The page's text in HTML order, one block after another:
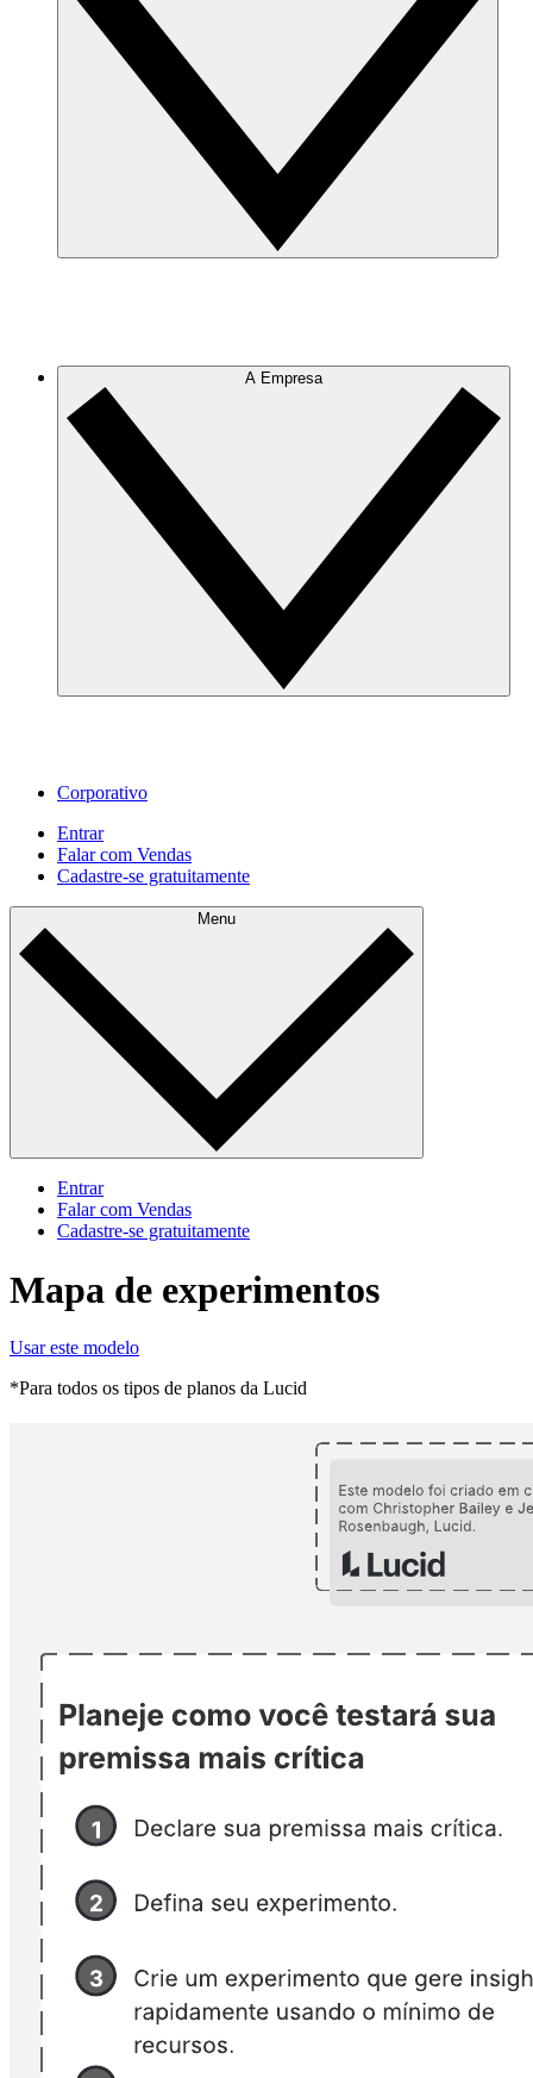
A Empresa
Corporativo
Entrar
Falar com Vendas
Cadastre‐se gratuitamente
Menu
Entrar
Falar com Vendas
Cadastre‐se gratuitamente
Mapa de experimentos
Usar este modelo
*Para todos os tipos de planos da Lucid